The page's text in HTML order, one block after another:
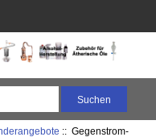
:: Gegenstrom-